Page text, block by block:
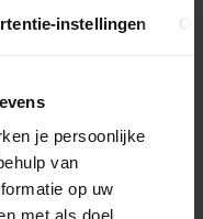
instellingen
je persoonlijke
van
op uw
met als doel